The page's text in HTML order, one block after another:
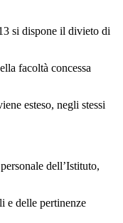
si dispone il divieto di
facoltà concessa
esteso, negli stessi
dell’Istituto,
e delle pertinenze